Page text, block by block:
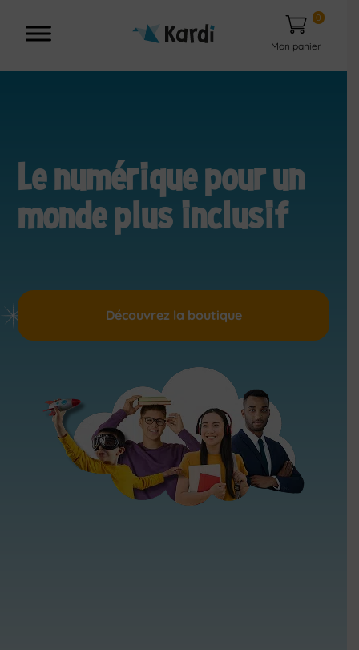
Mon panier
0
Le numérique pour un
monde plus inclusif
Découvrez la boutique